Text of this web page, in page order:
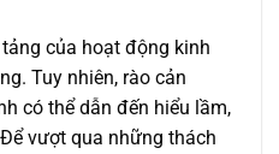
của hoạt động kinh
Tuy nhiên, rào cản
có thể dẫn đến hiểu lầm,
vượt qua những thách